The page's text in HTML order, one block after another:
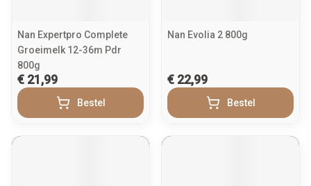
Nan Expertpro Complete
Groeimelk 12-36m Pdr
800g
€ 21,99
Bestel
Nan Evolia 2 800g
€ 22,99
Bestel